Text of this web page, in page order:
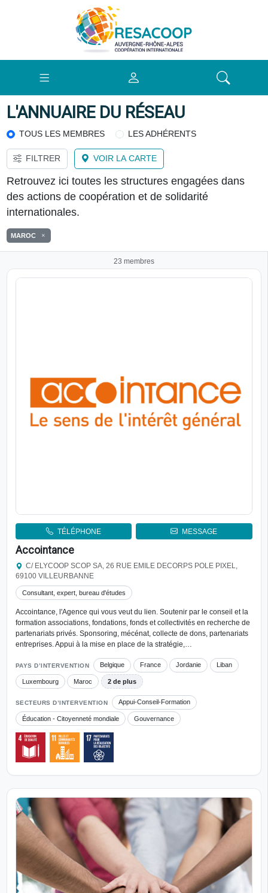
L'ANNUAIRE DU RÉSEAU
TOUS LES MEMBRES LES ADHÉRENTS
FILTRER VOIR LA CARTE
Retrouvez ici toutes les structures engagées dans
des actions de coopération et de solidarité
internationales.
MAROC
23 membres
TÉLÉPHONE MESSAGE
Accointance
C/ ELYCOOP SCOP SA, 26 RUE EMILE DECORPS POLE PIXEL,
69100 VILLEURBANNE
Consultant, expert, bureau d'études
Accointance, l'Agence qui vous veut du lien. Soutenir par le conseil et la
formation associations, fondations, fonds et collectivités en recherche de
partenariats privés. Sponsoring, mécénat, collecte de dons, partenariats
entreprises. Appui à la mise en place de la stratégie,…
PAYS D’INTERVENTION Belgique France Jordanie Liban
Luxembourg Maroc 2 de plus
SECTEURS D’INTERVENTION Appui-Conseil-Formation
Éducation - Citoyenneté mondiale Gouvernance